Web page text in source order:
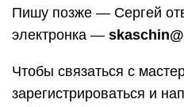
Пишу позже — Сергей
электронка —
Чтобы связаться с
зарегистрироваться и